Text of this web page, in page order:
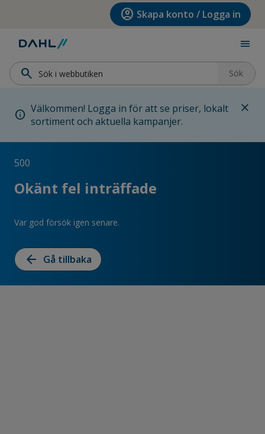
Hoppa till huvudinnehållet account_circle Skapa konto / Logga in
menu
search Sök
info Välkommen! Logga in för att se priser, lokalt
sortiment och aktuella kampanjer.
close
500
Okänt fel inträffade
Var god försök igen senare.
arrow_back Gå tillbaka